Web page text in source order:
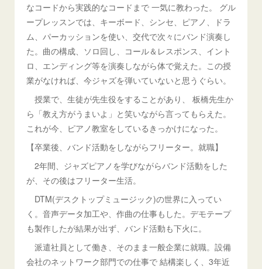
なコードから実践的なコードまで 一気に教わった。 グル
ープレッスンでは、キーボード、シンセ、ピアノ、ドラ
ム、パーカッションを使い、交代で次々にバンド演奏し
た。曲の構成、ソロ回し、コール＆レスポンス、イント
ロ、エンディング等を演奏しながら体で覚えた。この授
業がなければ、今ジャズを弾いていないと思うぐらい。
授業で、生徒が先生役をすることがあり、 板橋先生か
ら「教え方がうまいよ」と笑いながら言ってもらえた。
これが今、ピアノ教室をしているきっかけになった。
【卒業後、バンド活動をしながらフリーター。就職】
2年間、ジャズピアノを学びながらバンド活動をした
が、その後はフリーター生活。
DTM(デスクトップミュージック)の世界に入ってい
く。音声データ加工や、作曲の仕事もした。デモテープ
も製作したが結果が出ず、バンド活動も下火に。
派遣社員として働き、そのまま一般企業に就職。設備
会社のネットワーク部門での仕事で 結構楽しく、3年近